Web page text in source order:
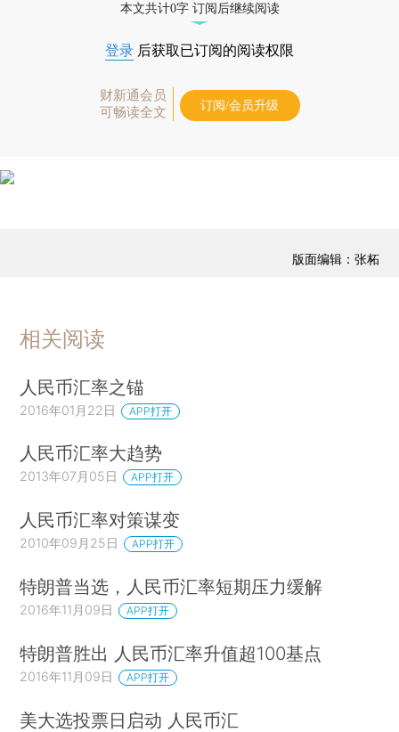
本文共计0字 订阅后继续阅读
登录 后获取已订阅的阅读权限
财新通会员
可畅读全文
订阅/会员升级
版面编辑：张柘
相关阅读
人民币汇率之锚
2016年01月22日 APP打开
人民币汇率大趋势
2013年07月05日 APP打开
人民币汇率对策谋变
2010年09月25日 APP打开
特朗普当选，人民币汇率短期压力缓解
2016年11月09日 APP打开
特朗普胜出 人民币汇率升值超100基点
2016年11月09日 APP打开
美大选投票日启动 人民币汇